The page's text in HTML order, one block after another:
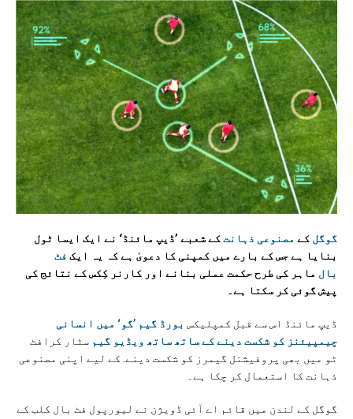
گوگل کے مصنوعی ذہانتکے شعبے ’ڈیپ مائنڈ‘ نے ایک ایسا ٹول
بنایا ہے جس کے بارے میں کمپنی کا دعویٰ ہے کہ یہ ایک فٹ
بال ماہر کی طرح حکمت عملی بنانے اور کارنر کِکس کے نتائج کی
پیش گوئی کر سکتا ہے۔
ڈیپ مائنڈ اس سے قبل کمپلیکس بورڈ گیم ’گو‘ میں انسانی
چیمپیئنز کو شکست دینے کے ساتھ ساتھ ویڈیو گیم سٹار کرافٹ
ٹو میں بھی پروفیشنل گیمرز کو شکست دینے. کے لیے اپنی مصنوعی
ذہانت کا استعمال کر چکا ہے۔
گوگل کے لندن میں قائم اے آئی ڈویژن نے لیورپول فٹ بال کلب کے